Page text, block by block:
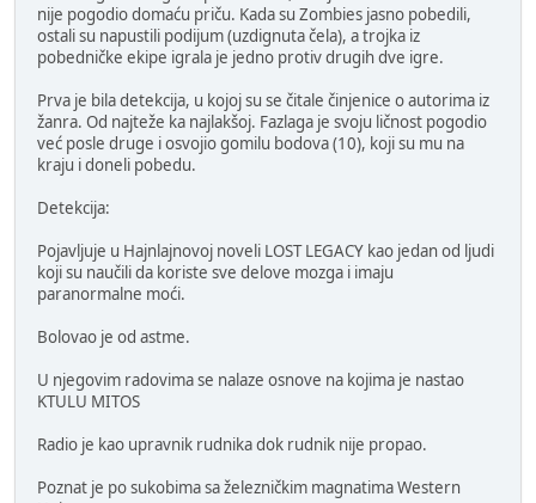
nije pogodio domaću priču. Kada su Zombies jasno pobedili,
ostali su napustili podijum (uzdignuta čela), a trojka iz
pobedničke ekipe igrala je jedno protiv drugih dve igre.
Prva je bila detekcija, u kojoj su se čitale činjenice o autorima iz
žanra. Od najteže ka najlakšoj. Fazlaga je svoju ličnost pogodio
već posle druge i osvojio gomilu bodova (10), koji su mu na
kraju i doneli pobedu.
Detekcija:
Pojavljuje u Hajnlajnovoj noveli LOST LEGACY kao jedan od ljudi
koji su naučili da koriste sve delove mozga i imaju
paranormalne moći.
Bolovao je od astme.
U njegovim radovima se nalaze osnove na kojima je nastao
KTULU MITOS
Radio je kao upravnik rudnika dok rudnik nije propao.
Poznat je po sukobima sa železničkim magnatima Western